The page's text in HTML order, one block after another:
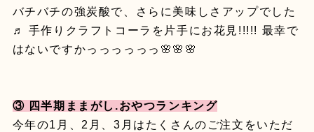
バチバチの強炭酸で、さらに美味しさアップでした
♬ 手作りクラフトコーラを片手にお花見!!!!! 最幸で
はないですかっっっっっっ🌸🌸🌸
③ 四半期ままがし.おやつランキング
今年の1月、2月、3月はたくさんのご注文をいただ